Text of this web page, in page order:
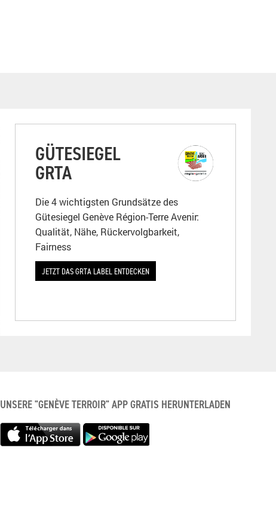
GÜTESIEGEL
GRTA
Die 4 wichtigsten Grundsätze des
Gütesiegel Genève Région-Terre Avenir:
Qualität, Nähe, Rückervolgbarkeit,
Fairness
JETZT DAS GRTA LABEL ENTDECKEN
UNSERE "GENÈVE TERROIR" APP GRATIS HERUNTERLADEN